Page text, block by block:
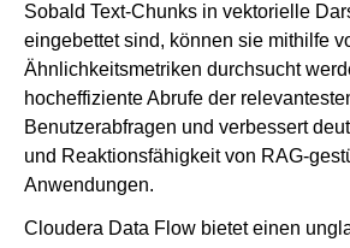
Sobald Text-Chunks in vektorielle
eingebettet sind, können sie mithilfe
Ähnlichkeitsmetriken durchsucht
hocheffiziente Abrufe der
Benutzerabfragen und verbessert
und Reaktionsfähigkeit von RAG-
Anwendungen.
Cloudera Data Flow bietet einen